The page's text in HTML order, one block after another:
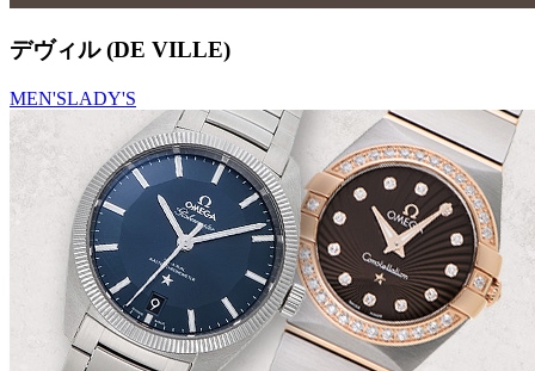
デヴィル (DE VILLE)
MEN'SLADY'S